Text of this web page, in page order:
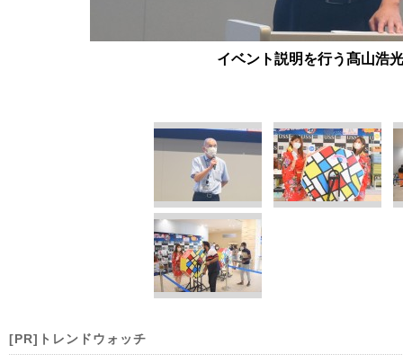
イベント説明を行う髙山浩
[PR]トレンドウォッチ